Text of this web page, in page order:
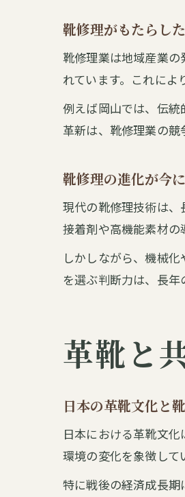
靴修理がもたらし
靴修理業は地域産業
れています。これによ
例えば岡山では、伝
革新は、靴修理業の競
靴修理の進化が今
現代の靴修理技術は
接着剤や高機能素材の
しかしながら、機械
を選ぶ判断力は、長
革靴と
日本の革靴文化と
日本における革靴文
環境の変化を象徴して
特に戦後の経済成長